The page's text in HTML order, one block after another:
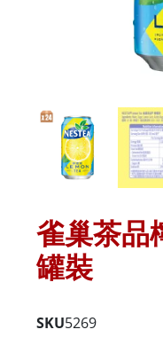
雀巢茶品
罐裝
SKU5269